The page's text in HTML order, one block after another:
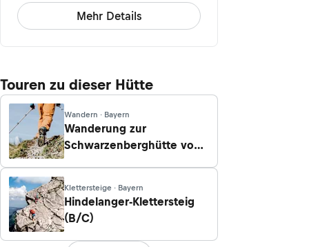
Mehr Details
Touren zu dieser Hütte
Wandern · Bayern
Wanderung zur
Schwarzenberghütte von
Klettersteige · Bayern
Hindelanger-Klettersteig
(B/C)